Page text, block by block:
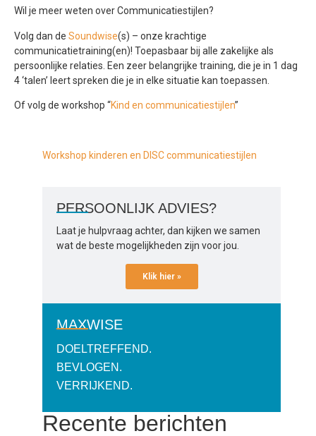
Wil je meer weten over Communicatiestijlen?
Volg dan de Soundwise(s) – onze krachtige
communicatietraining(en)! Toepasbaar bij alle zakelijke als
persoonlijke relaties. Een zeer belangrijke training, die je in 1 dag
4 ‘talen’ leert spreken die je in elke situatie kan toepassen.
Of volg de workshop “Kind en communicatiestijlen”
Workshop kinderen en DISC communicatiestijlen
PERSOONLIJK ADVIES?
Laat je hulpvraag achter, dan kijken we samen
wat de beste mogelijkheden zijn voor jou.
Klik hier »
MAXWISE
DOELTREFFEND.
BEVLOGEN.
VERRIJKEND.
Recente berichten